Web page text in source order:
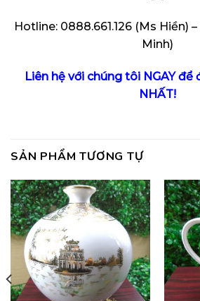
Hotline: 0888.661.126 (Ms Hiền)
Minh)
Liên hệ với chúng tôi NGAY để
NHẤT!
SẢN PHẨM TƯƠNG TỰ